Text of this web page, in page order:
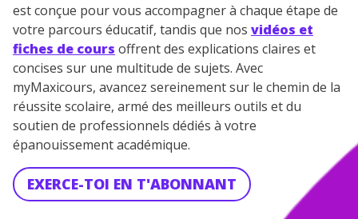
est conçue pour vous accompagner à chaque étape de
votre parcours éducatif, tandis que nos vidéos et
fiches de cours offrent des explications claires et
concises sur une multitude de sujets. Avec
myMaxicours, avancez sereinement sur le chemin de la
réussite scolaire, armé des meilleurs outils et du
soutien de professionnels dédiés à votre
épanouissement académique.
EXERCE-TOI EN T'ABONNANT